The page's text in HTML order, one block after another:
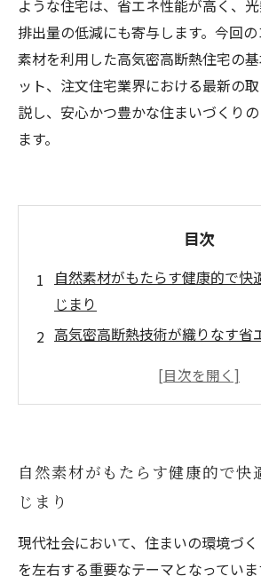
ような住宅は、省エネ性能が高く、
排出量の低減にも寄与します。今回
素材を利用した高気密高断熱住宅の
ット、注文住宅業界における最新の
説し、安心かつ豊かな住まいづくり
ます。
目次
自然素材がもたらす健康的で快
じまり
高気密高断熱技術が織りなす省
自然素材と高気密高断熱の融合
自然素材で実現する持続可能で
未来
自然素材がもたらす健康的で快
じまり
現代社会において、住まいの環境づ
を左右する重要なテーマとなってい